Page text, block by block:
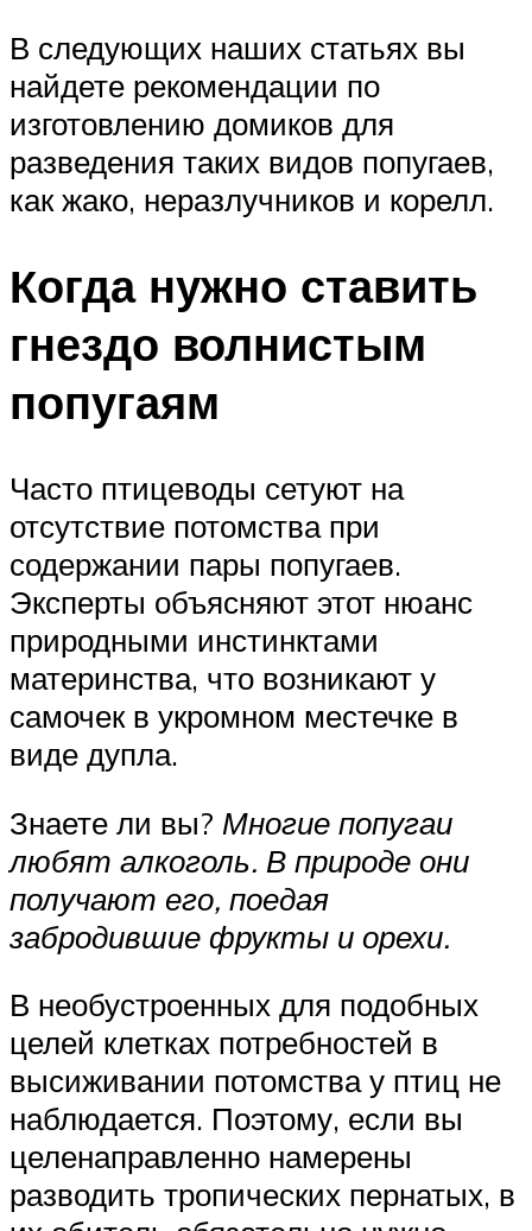
В следующих наших статьях вы
найдете рекомендации по
изготовлению домиков для
разведения таких видов попугаев,
как жако, неразлучников и корелл.
Когда нужно ставить
гнездо волнистым
попугаям
Часто птицеводы сетуют на
отсутствие потомства при
содержании пары попугаев.
Эксперты объясняют этот нюанс
природными инстинктами
материнства, что возникают у
самочек в укромном местечке в
виде дупла.
Знаете ли вы? Многие попугаи
любят алкоголь. В природе они
получают его, поедая
забродившие фрукты и орехи.
В необустроенных для подобных
целей клетках потребностей в
высиживании потомства у птиц не
наблюдается. Поэтому, если вы
целенаправленно намерены
разводить тропических пернатых, в